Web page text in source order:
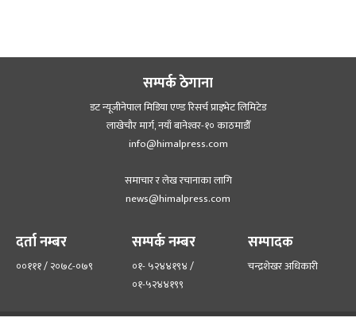
सम्पर्क ठेगाना
डट न्यूजीनेपाल मिडिया एण्ड रिसर्च प्राइभेट लिमिटेड
लाखेचौर मार्ग, नयाँ बानेश्‍वर-१० काठमाडौँ
info@himalpress.com
समाचार र लेख रचानाका लागि
news@himalpress.com
दर्ता नम्बर
००१११ / २०७८-०७९
सम्पर्क नम्बर
०१- ५२४४१९४ /
०१-५२४४१९९
सम्पादक
चन्द्रशेखर अधिकारी